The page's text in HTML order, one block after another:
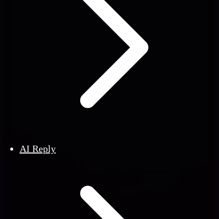
AI Reply